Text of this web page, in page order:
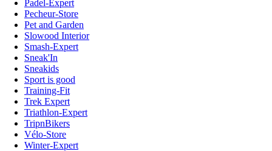
Padel-Expert
Pecheur-Store
Pet and Garden
Slowood Interior
Smash-Expert
Sneak'In
Sneakids
Sport is good
Training-Fit
Trek Expert
Triathlon-Expert
TripnBikers
Vélo-Store
Winter-Expert